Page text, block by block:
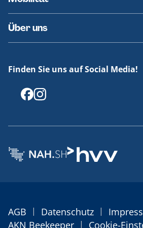
Fundsachen
Häufige Fragen
Barrierefreies Reisen
Erklärung Barrierefreiheit
Über uns
Offenlegungen
Finden Sie uns auf Social Media!
AGB | Datenschutz |
AKN Beekeeper | Cookie-